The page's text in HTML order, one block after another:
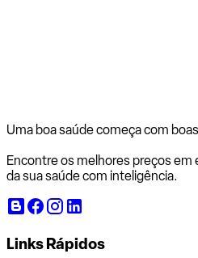
Uma boa saúde começa com
Encontre os melhores preços em
da sua saúde com inteligência.
Links Rápidos